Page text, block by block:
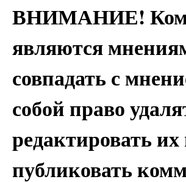
ВНИМАНИЕ!
являются
совпадать с
собой право
редактировать
публиковать